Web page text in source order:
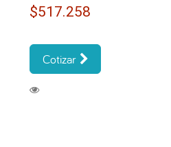
$517.258
Cotizar